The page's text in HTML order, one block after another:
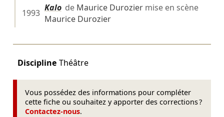
1993 Kalode Maurice Duroziermise en scène
Maurice Durozier
Discipline Théâtre
Vous possédez des informations pour compléter
cette fiche ou souhaitez y apporter des corrections ?
Contactez-nous.